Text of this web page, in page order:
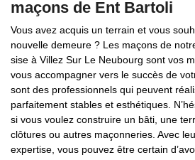
maçons de Ent Bartoli
Vous avez acquis un terrain et vous
nouvelle demeure ? Les maçons de
sise à Villez Sur Le Neubourg sont vos
vous accompagner vers le succès de
sont des professionnels qui peuvent
parfaitement stables et esthétiques.
si vous voulez construire un bâti, une
clôtures ou autres maçonneries. Avec
expertise, vous pouvez être certain